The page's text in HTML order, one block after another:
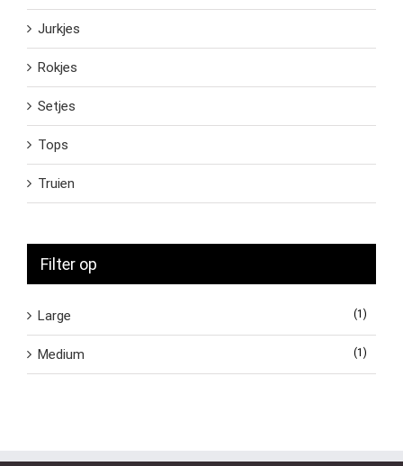
Jurkjes
Rokjes
Setjes
Tops
Truien
Filter op
Large (1)
Medium (1)